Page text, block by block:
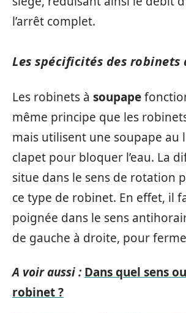
l’arrêt complet.
Les spécificités des robinets
Les robinets à soupape
même principe que les
mais utilisent une soupape au
clapet pour bloquer l’eau. La
situe dans le sens de rotation
ce type de robinet. En effet, il
poignée dans le sens
de gauche à droite, pour
A voir aussi : Dans quel sens
robinet ?